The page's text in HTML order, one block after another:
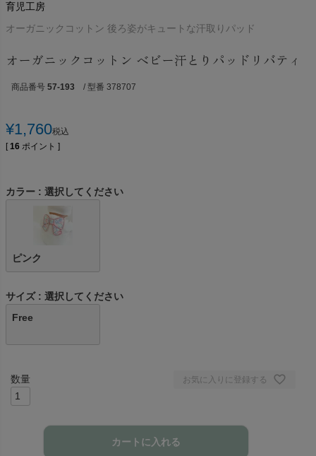
育児工房
オーガニックコットン 後ろ姿がキュートな汗取りパッド
オーガニックコットン ベビー汗とりパッドリバティ
商品番号 57-193 / 型番 378707
¥1,760税込
[ 16 ポイント ]
カラー 選択してください
ピンク
サイズ
選択してください
Free
お気に入りに登録する
カートに入れる